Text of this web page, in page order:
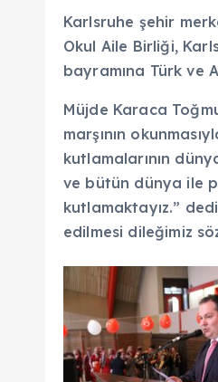
Karlsruhe şehir
Okul Aile Birliği,
bayramına Türk ve
Müjde Karaca
marşının
kutlamalarının
ve bütün dünya ile
kutlamaktayız.”
edilmesi dileğimiz